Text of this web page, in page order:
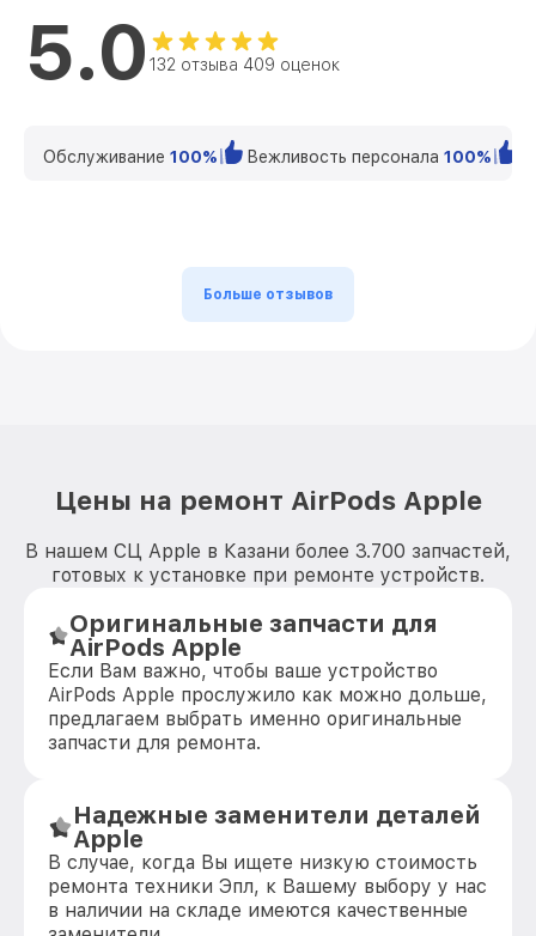
5.0 132 отзыва 409 оценок
Обслуживание 100% Вежливость персонала 100%
Больше отзывов
Цены на ремонт AirPods Apple
В нашем СЦ Apple в Казани более 3.700 запчастей,
готовых к установке при ремонте устройств.
Оригинальные запчасти для
AirPods Apple
Если Вам важно, чтобы ваше устройство
AirPods Apple прослужило как можно дольше,
предлагаем выбрать именно оригинальные
запчасти для ремонта.
Надежные заменители деталей
Apple
В случае, когда Вы ищете низкую стоимость
ремонта техники Эпл, к Вашему выбору у нас
в наличии на складе имеются качественные